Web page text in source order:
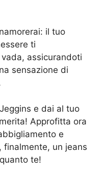
il tuo
ti
assicurandoti
sensazione di
e dai al tuo
Approfitta ora
e
finalmente, un jeans
te!